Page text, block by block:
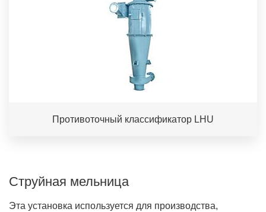
Противоточный классификатор LHU
Струйная мельница
Эта установка используется для производства,